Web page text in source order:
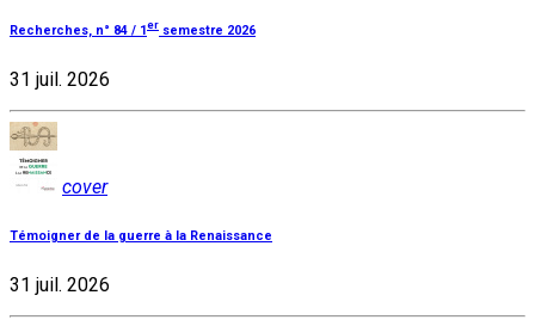
Recherches, n° 84 / 1 er semestre 2026
31 juil. 2026
cover
Témoigner de la guerre à la Renaissance
31 juil. 2026